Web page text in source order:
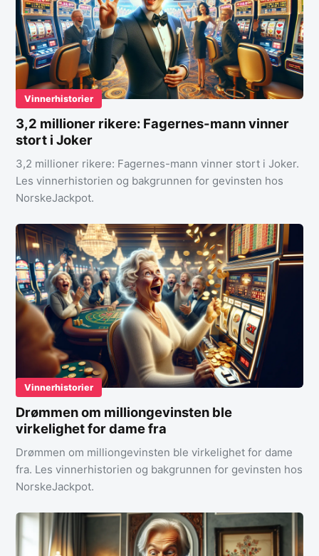
Vinnerhistorier
3,2 millioner rikere: Fagernes-mann vinner
stort i Joker
3,2 millioner rikere: Fagernes-mann vinner stort i Joker.
Les vinnerhistorien og bakgrunnen for gevinsten hos
NorskeJackpot.
Vinnerhistorier
Drømmen om milliongevinsten ble
virkelighet for dame fra
Drømmen om milliongevinsten ble virkelighet for dame
fra. Les vinnerhistorien og bakgrunnen for gevinsten hos
NorskeJackpot.